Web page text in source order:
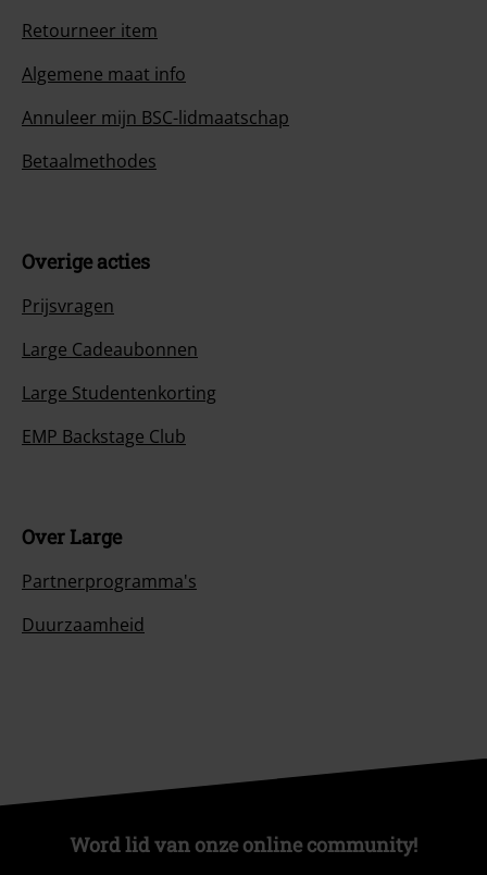
Retourneer item
Algemene maat info
Annuleer mijn BSC-lidmaatschap
Betaalmethodes
Overige acties
Prijsvragen
Large Cadeaubonnen
Large Studentenkorting
EMP Backstage Club
Over Large
Partnerprogramma's
Duurzaamheid
Word lid van onze online community!